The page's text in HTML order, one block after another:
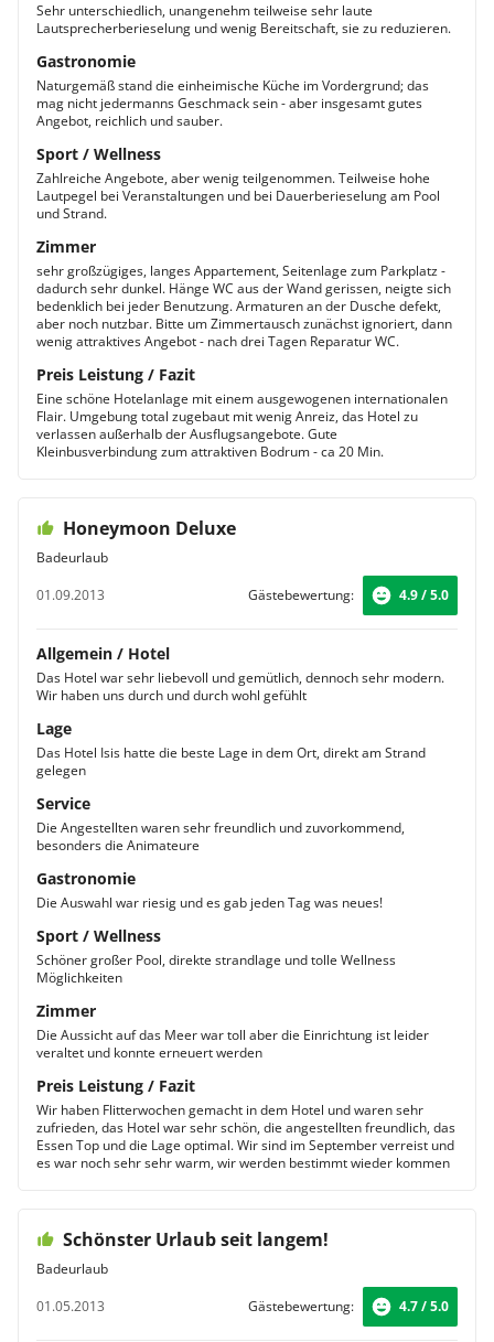
Sehr unterschiedlich, unangenehm teilweise sehr laute
Lautsprecherberieselung und wenig Bereitschaft, sie zu reduzieren.
Gastronomie
Naturgemäß stand die einheimische Küche im Vordergrund; das
mag nicht jedermanns Geschmack sein - aber insgesamt gutes
Angebot, reichlich und sauber.
Sport / Wellness
Zahlreiche Angebote, aber wenig teilgenommen. Teilweise hohe
Lautpegel bei Veranstaltungen und bei Dauerberieselung am Pool
und Strand.
Zimmer
sehr großzügiges, langes Appartement, Seitenlage zum Parkplatz -
dadurch sehr dunkel. Hänge WC aus der Wand gerissen, neigte sich
bedenklich bei jeder Benutzung. Armaturen an der Dusche defekt,
aber noch nutzbar. Bitte um Zimmertausch zunächst ignoriert, dann
wenig attraktives Angebot - nach drei Tagen Reparatur WC.
Preis Leistung / Fazit
Eine schöne Hotelanlage mit einem ausgewogenen internationalen
Flair. Umgebung total zugebaut mit wenig Anreiz, das Hotel zu
verlassen außerhalb der Ausflugsangebote. Gute
Kleinbusverbindung zum attraktiven Bodrum - ca 20 Min.
Honeymoon Deluxe
Badeurlaub
01.09.2013
Gästebewertung: 4.9 / 5.0
Allgemein / Hotel
Das Hotel war sehr liebevoll und gemütlich, dennoch sehr modern.
Wir haben uns durch und durch wohl gefühlt
Lage
Das Hotel Isis hatte die beste Lage in dem Ort, direkt am Strand
gelegen
Service
Die Angestellten waren sehr freundlich und zuvorkommend,
besonders die Animateure
Gastronomie
Die Auswahl war riesig und es gab jeden Tag was neues!
Sport / Wellness
Schöner großer Pool, direkte strandlage und tolle Wellness
Möglichkeiten
Zimmer
Die Aussicht auf das Meer war toll aber die Einrichtung ist leider
veraltet und konnte erneuert werden
Preis Leistung / Fazit
Wir haben Flitterwochen gemacht in dem Hotel und waren sehr
zufrieden, das Hotel war sehr schön, die angestellten freundlich, das
Essen Top und die Lage optimal. Wir sind im September verreist und
es war noch sehr sehr warm, wir werden bestimmt wieder kommen
Schönster Urlaub seit langem!
Badeurlaub
01.05.2013
Gästebewertung: 4.7 / 5.0